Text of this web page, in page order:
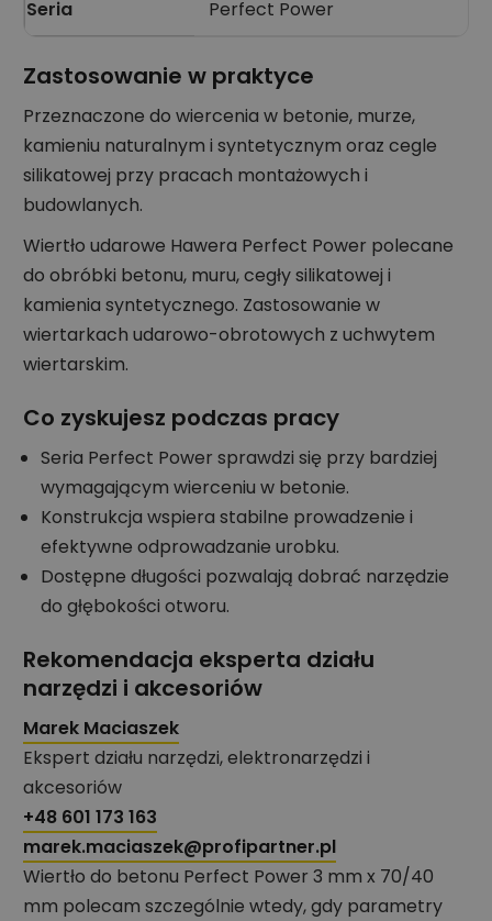
Seria Perfect Power
Zastosowanie w praktyce
Przeznaczone do wiercenia w betonie, murze,
kamieniu naturalnym i syntetycznym oraz cegle
silikatowej przy pracach montażowych i
budowlanych.
Wiertło udarowe Hawera Perfect Power polecane
do obróbki betonu, muru, cegły silikatowej i
kamienia syntetycznego. Zastosowanie w
wiertarkach udarowo-obrotowych z uchwytem
wiertarskim.
Co zyskujesz podczas pracy
Seria Perfect Power sprawdzi się przy bardziej
wymagającym wierceniu w betonie.
Konstrukcja wspiera stabilne prowadzenie i
efektywne odprowadzanie urobku.
Dostępne długości pozwalają dobrać narzędzie
do głębokości otworu.
Rekomendacja eksperta działu
narzędzi i akcesoriów
Marek Maciaszek
Ekspert działu narzędzi, elektronarzędzi i
akcesoriów
+48 601 173 163
marek.maciaszek@profipartner.pl
Wiertło do betonu Perfect Power 3 mm x 70/40
mm polecam szczególnie wtedy, gdy parametry